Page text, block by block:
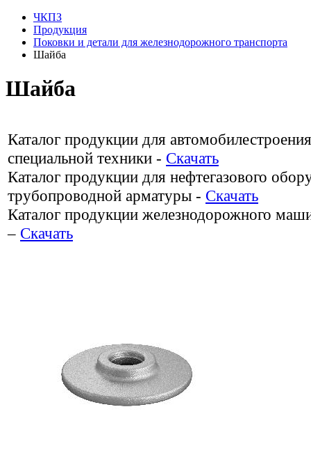
ЧКПЗ
Продукция
Поковки и детали для железнодорожного транспорта
Шайба
Шайба
Каталог продукции для
специальной техники - Скачать
Каталог продукции для нефтегазового
трубопроводной арматуры - Скачать
Каталог продукции железнодорожного
– Скачать